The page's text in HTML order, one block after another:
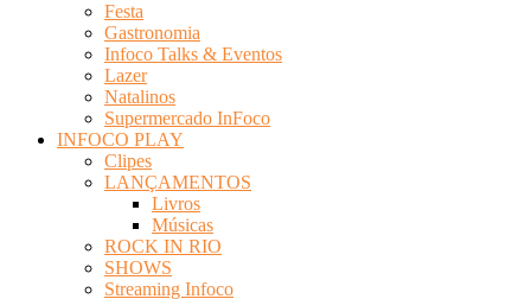
Festa
Gastronomia
Infoco Talks & Eventos
Lazer
Natalinos
Supermercado InFoco
INFOCO PLAY
Clipes
LANÇAMENTOS
Livros
Músicas
ROCK IN RIO
SHOWS
Streaming Infoco